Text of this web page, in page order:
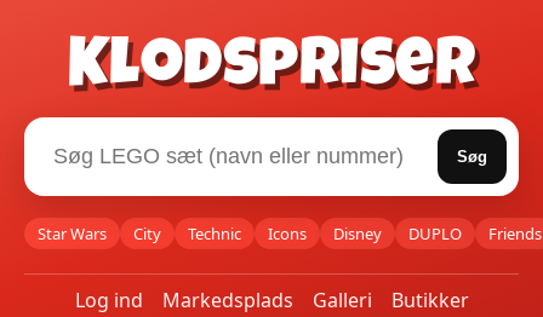
Klodspriser
Søg
Star Wars City Technic Icons Disney DUPLO Friends
Log ind Markedsplads Galleri
Butikker